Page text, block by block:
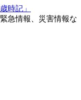
時記」
急情報、災害情報な